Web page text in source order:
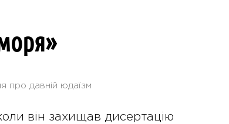
про давній юдаїзм
він захищав дисертацію